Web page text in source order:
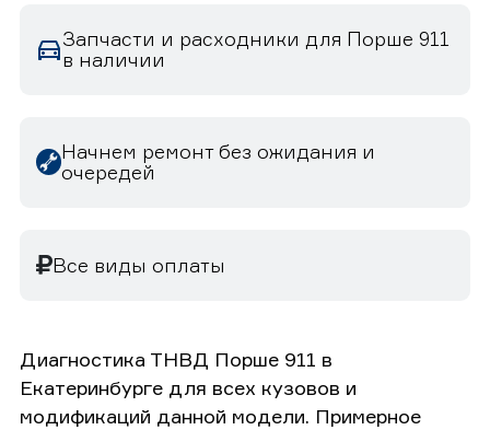
Запчасти и расходники для Порше 911
в наличии
Начнем ремонт без ожидания и
очередей
Все виды оплаты
Диагностика ТНВД Порше 911 в
Екатеринбурге для всех кузовов и
модификаций данной модели. Примерное